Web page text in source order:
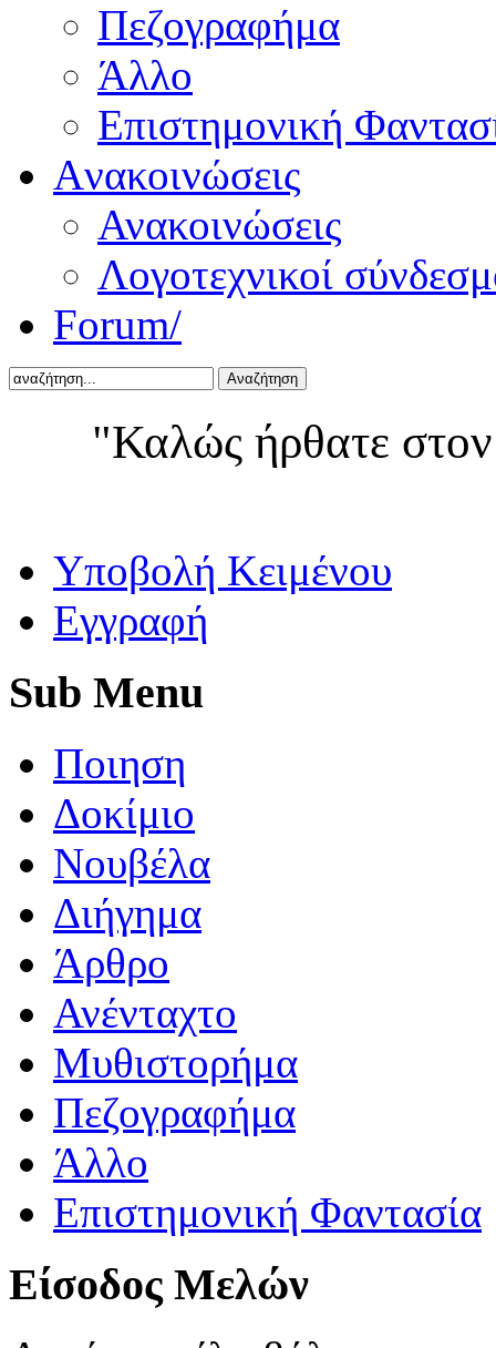
Πεζογραφήμα
Άλλο
Επιστημονική
Aνακοινώσεις
Ανακοινώσεις
Λογοτεχνικοί
Forum/
Αναζήτηση
"Καλώς ήρθατε
Yποβολή Κειμένου
Εγγραφή
Sub Menu
Ποιηση
Δοκίμιο
Νουβέλα
Διήγημα
Άρθρο
Ανένταχτο
Μυθιστορήμα
Πεζογραφήμα
Άλλο
Επιστημονική Φαντασία
Eίσοδος Μελών